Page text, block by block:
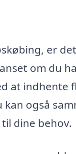
er
om du
at indhente
også
dine behov.